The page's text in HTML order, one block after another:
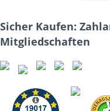
Sicher Kaufen:
Mitgliedschaften